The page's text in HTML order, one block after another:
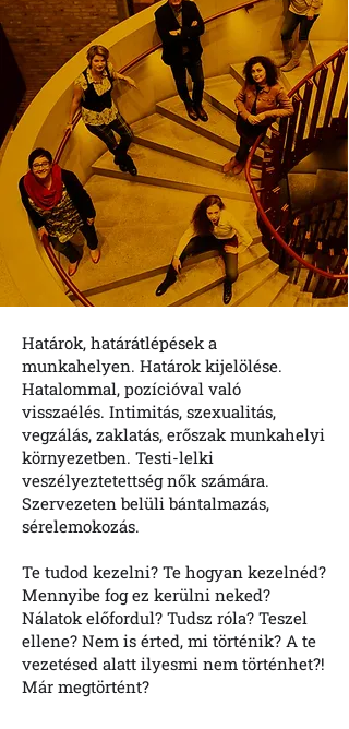
Határok, határátlépések a
munkahelyen. Határok kijelölése.
Hatalommal, pozícióval való
visszaélés. Intimitás, szexualitás,
vegzálás, zaklatás, erőszak munkahelyi
környezetben. Testi-lelki
veszélyeztetettség nők számára.
Szervezeten belüli bántalmazás,
sérelemokozás.
Te tudod kezelni? Te hogyan kezelnéd?
Mennyibe fog ez kerülni neked?
Nálatok előfordul? Tudsz róla? Teszel
ellene? Nem is érted, mi történik? A te
vezetésed alatt ilyesmi nem történhet?!
Már megtörtént?